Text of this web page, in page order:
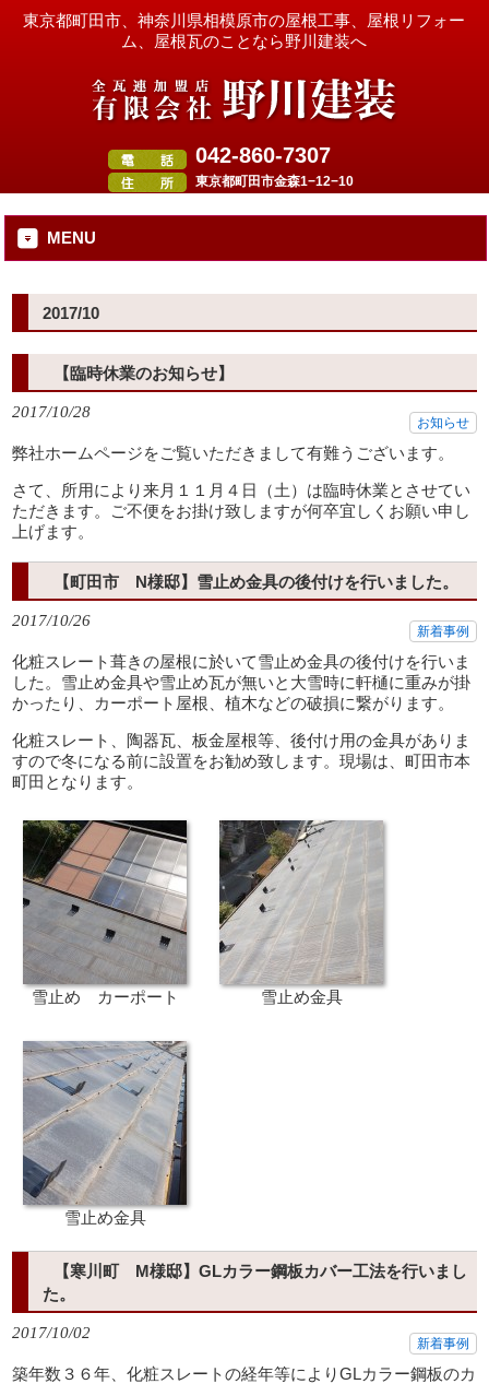
東京都町田市、神奈川県相模原市の屋根工事、屋根リフォー
ム、屋根瓦のことなら野川建装へ
042-860-7307
東京都町田市金森1−12−10
MENU
2017/10
【臨時休業のお知らせ】
2017/10/28
お知らせ
弊社ホームページをご覧いただきまして有難うございます。
さて、所用により来月１１月４日（土）は臨時休業とさせてい
ただきます。ご不便をお掛け致しますが何卒宜しくお願い申し
上げます。
【町田市 N様邸】雪止め金具の後付けを行いました。
2017/10/26
新着事例
化粧スレート葺きの屋根に於いて雪止め金具の後付けを行いま
した。雪止め金具や雪止め瓦が無いと大雪時に軒樋に重みが掛
かったり、カーポート屋根、植木などの破損に繋がります。
化粧スレート、陶器瓦、板金屋根等、後付け用の金具がありま
すので冬になる前に設置をお勧め致します。現場は、町田市本
町田となります。
雪止め カーポート 雪止め金具
雪止め金具
【寒川町 M様邸】GLカラー鋼板カバー工法を行いまし
た。
2017/10/02
新着事例
築年数３６年、化粧スレートの経年等によりGLカラー鋼板のカ